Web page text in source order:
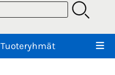
Tuoteryhmät